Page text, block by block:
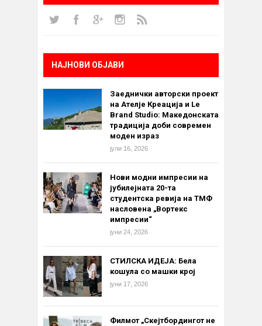
НАЈНОВИ ОБЈАВИ
Заеднички авторски проект
на Ателје Креација и Le
Brand Studio: Македонската
традиција доби современ
моден израз
јули 16, 2026
Нови модни импресии на
јубилејната 20-та
студентска ревија на ТМФ
насловена „Вортекс
импресии“
јуни 24, 2026
СТИЛСКА ИДЕЈА: Бела
кошула со машки крој
јуни 17, 2026
Филмот „Скејтбордингот не